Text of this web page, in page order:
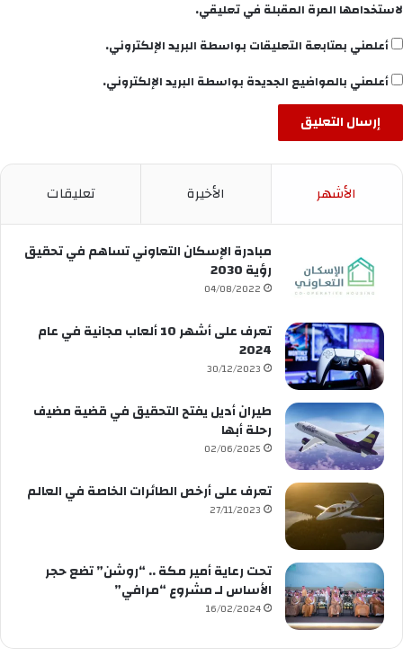
لاستخدامها المرة المقبلة في تعليقي.
أعلمني بمتابعة التعليقات بواسطة البريد الإلكتروني.
أعلمني بالمواضيع الجديدة بواسطة البريد الإلكتروني.
الأشهر الأخيرة تعليقات
مبادرة الإسكان التعاوني تساهم في تحقيق
رؤية 2030
04/08/2022
تعرف على أشهر 10 ألعاب مجانية في عام
2024
30/12/2023
طيران أديل يفتح التحقيق في قضية مضيف
رحلة أبها
02/06/2025
تعرف على أرخص الطائرات الخاصة في العالم
27/11/2023
تحت رعاية أمير مكة .. “روشن” تضع حجر
الأساس لـ مشروع “مرافي”
16/02/2024